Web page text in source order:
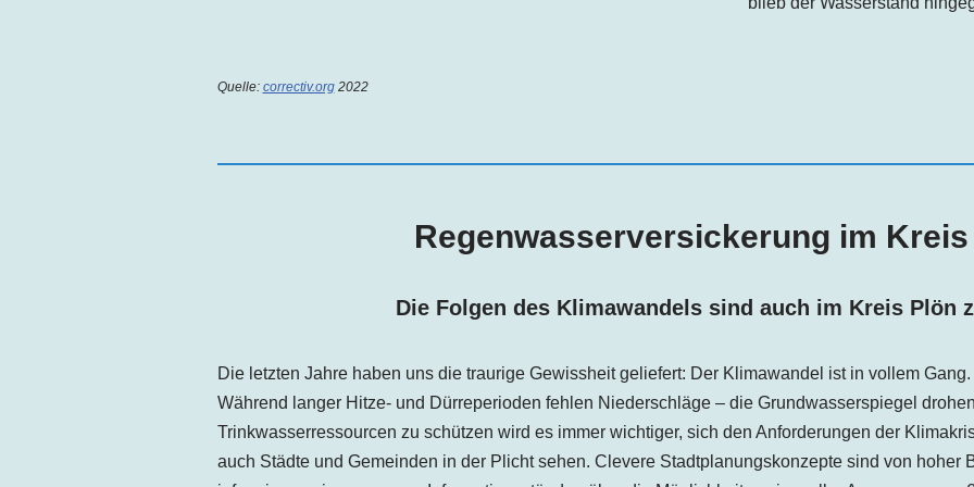
Quelle: correctiv.org2022
Regenwasserversickerung im
Die Folgen des Klimawandels sind auch im Kreis Plön
Die letzten Jahre haben uns die traurige Gewissheit geliefert: Der Klimawandel ist in vollem
Während langer Hitze- und Dürreperioden fehlen Niederschläge – die Grundwasserspiegel
Trinkwasserressourcen zu schützen wird es immer wichtiger, sich den Anforderungen der
auch Städte und Gemeinden in der Plicht sehen. Clevere Stadtplanungskonzepte sind von hoher